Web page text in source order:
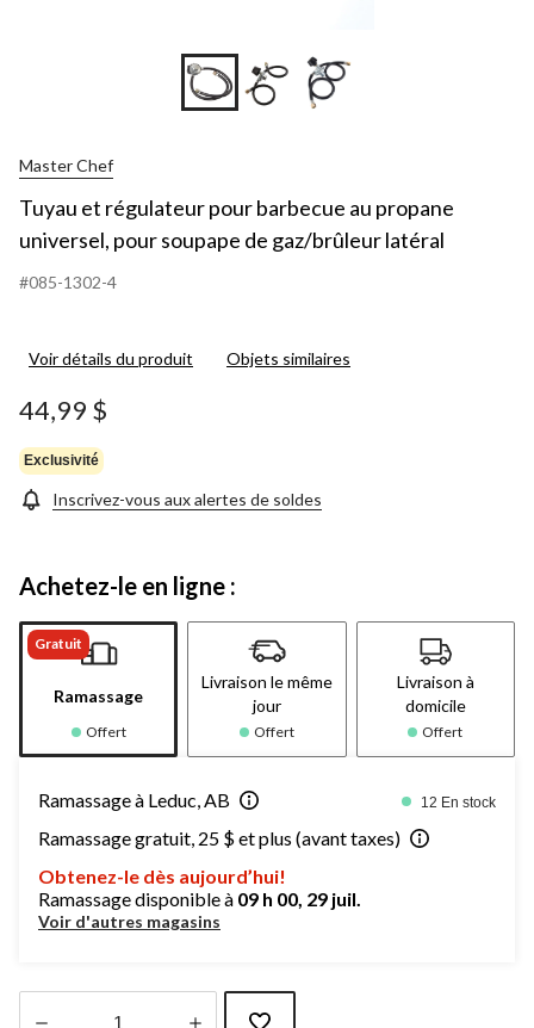
Master Chef
Tuyau et régulateur pour barbecue au propane
universel, pour soupape de gaz/brûleur latéral
#085-1302-4
Voir détails du produit Objets similaires
44,99 $
Exclusivité
Inscrivez-vous aux alertes de soldes
Achetez-le en ligne :
Gratuit
Ramassage
Offert
Livraison le même
jour
Offert
Livraison à
domicile
Offert
Ramassage à Leduc, AB 12 En stock
Ramassage gratuit, 25 $ et plus (avant taxes)
Obtenez-le dès aujourd’hui!
Ramassage disponible à 09 h 00, 29 juil.
Voir d'autres magasins